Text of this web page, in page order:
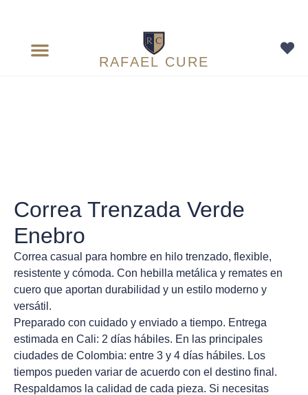
RAFAEL CURE
Correa Trenzada Verde
Enebro
Correa casual para hombre en hilo trenzado, flexible,
resistente y cómoda. Con hebilla metálica y remates en
cuero que aportan durabilidad y un estilo moderno y
versátil.
Preparado con cuidado y enviado a tiempo. Entrega
estimada en Cali: 2 días hábiles. En las principales
ciudades de Colombia: entre 3 y 4 días hábiles. Los
tiempos pueden variar de acuerdo con el destino final.
Respaldamos la calidad de cada pieza. Si necesitas